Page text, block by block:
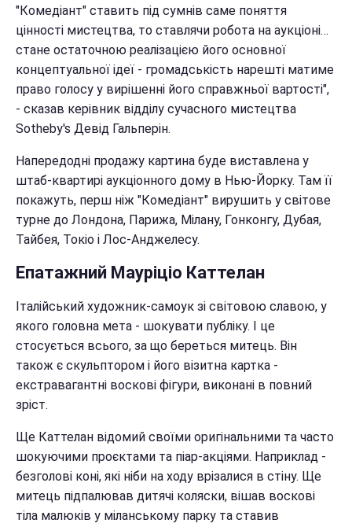
"Комедіант" ставить під сумнів саме поняття
цінності мистецтва, то ставлячи робота на аукціоні…
стане остаточною реалізацією його основної
концептуальної ідеї - громадськість нарешті матиме
право голосу у вирішенні його справжньої вартості",
- сказав керівник відділу сучасного мистецтва
Sotheby's Девід Гальперін.
Напередодні продажу картина буде виставлена у
штаб-квартирі аукціонного дому в Нью-Йорку. Там її
покажуть, перш ніж "Комедіант" вирушить у світове
турне до Лондона, Парижа, Мілану, Гонконгу, Дубая,
Тайбея, Токіо і Лос-Анджелесу.
Епатажний Мауріціо Каттелан
Італійський художник-самоук зі світовою славою, у
якого головна мета - шокувати публіку. І це
стосується всього, за що береться митець. Він
також є скульптором і його візитна картка -
екстравагантні воскові фігури, виконані в повний
зріст.
Ще Каттелан відомий своїми оригінальними та часто
шокуючими проєктами та піар-акціями. Наприклад -
безголові коні, які ніби на ходу врізалися в стіну. Ще
митець підпалював дитячі коляски, вішав воскові
тіла малюків у міланському парку та ставив